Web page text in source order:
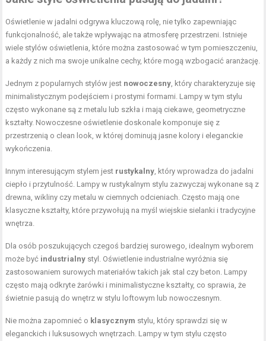
Oświetlenie w jadalni odgrywa kluczową rolę, nie tylko zapewniając
funkcjonalność, ale także wpływając na atmosferę przestrzeni. Istnieje
wiele stylów oświetlenia, które można zastosować w tym pomieszczeniu,
a każdy z nich ma swoje unikalne cechy, które mogą wzbogacić aranżację.
Jednym z popularnych stylów jest nowoczesny , który charakteryzuje się
minimalistycznym podejściem i prostymi formami. Lampy w tym stylu
często wykonane są z metalu lub szkła i mają ciekawe, geometryczne
kształty. Nowoczesne oświetlenie doskonale komponuje się z
przestrzenią o clean look, w której dominują jasne kolory i eleganckie
wykończenia.
Innym interesującym stylem jest rustykalny , który wprowadza do jadalni
ciepło i przytulność. Lampy w rustykalnym stylu zazwyczaj wykonane są z
drewna, wikliny czy metalu w ciemnych odcieniach. Często mają one
klasyczne kształty, które przywołują na myśl wiejskie sielanki i tradycyjne
wnętrza.
Dla osób poszukujących czegoś bardziej surowego, idealnym wyborem
może być industrialny styl. Oświetlenie industrialne wyróżnia się
zastosowaniem surowych materiałów takich jak stal czy beton. Lampy
często mają odkryte żarówki i minimalistyczne kształty, co sprawia, że
świetnie pasują do wnętrz w stylu loftowym lub nowoczesnym.
Nie można zapomnieć o klasycznym stylu, który sprawdzi się w
eleganckich i luksusowych wnętrzach. Lampy w tym stylu często